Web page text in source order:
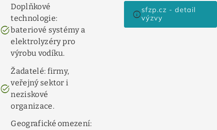
task_alt
Doplňkové
technologie:
bateriové systémy a
elektrolyzéry pro
výrobu vodíku.
task_alt
Žadatelé: firmy,
veřejný sektor i
neziskové
organizace.
Geografické omezení:
infosfzp.cz - detail
výzvy